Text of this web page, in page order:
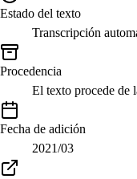
Estado del texto
Transcripción
Procedencia
El texto procede de
Fecha de adición
2021/03